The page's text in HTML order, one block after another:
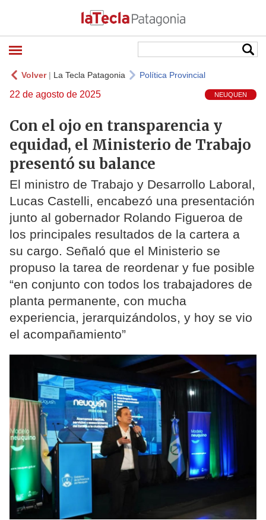
Volver| La Tecla Patagonia Política Provincial
22 de agosto de 2025 NEUQUEN
Con el ojo en transparencia y
equidad, el Ministerio de Trabajo
presentó su balance
El ministro de Trabajo y Desarrollo Laboral,
Lucas Castelli, encabezó una presentación
junto al gobernador Rolando Figueroa de
los principales resultados de la cartera a
su cargo. Señaló que el Ministerio se
propuso la tarea de reordenar y fue posible
“en conjunto con todos los trabajadores de
planta permanente, con mucha
experiencia, jerarquizándolos, y hoy se vio
el acompañamiento”